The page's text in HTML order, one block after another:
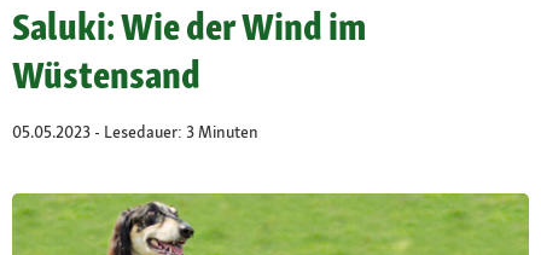
Saluki: Wie der Wind im
Wüstensand
05.05.2023 - Lesedauer: 3 Minuten